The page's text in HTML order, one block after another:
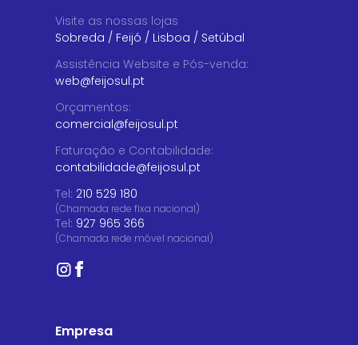
Visite as nossas lojas
Sobreda / Feijó / Lisboa / Setúbal
Assistência Website e Pós-venda:
web@feijosul.pt
Orçamentos:
comercial@feijosul.pt
Faturação e Contabilidade:
contabilidade@feijosul.pt
Tel: 210 529 180
(Chamada rede fixa nacional)
Tel: 927 965 366
(Chamada rede móvel nacional)
Empresa